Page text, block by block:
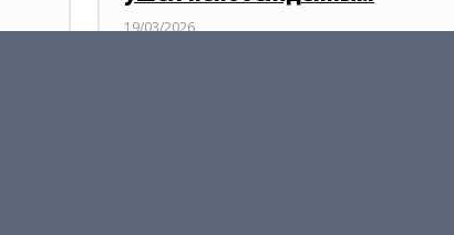
19/03/2026